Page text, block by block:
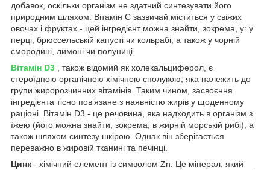
добавок, оскільки організм не здатний синтезувати його
природним шляхом. Вітамін С зазвичай міститься у свіжих
овочах і фруктах - цей інгредієнт можна знайти, зокрема, у: у
перці, брюссельській капусті чи кольрабі, а також у чорній
смородині, лимоні чи полуниці.
Вітамін D3 , також відомий як холекальциферол, є
стероїдною органічною хімічною сполукою, яка належить до
групи жиророзчинних вітамінів. Таким чином, засвоєння
інгредієнта тісно пов’язане з наявністю жирів у щоденному
раціоні. Вітамін D3 - це речовина, яка надходить в організм з
їжею (його можна знайти, зокрема, в жирній морській рибі), а
також шляхом синтезу шкірою. Однак він зберігається
переважно в жировій тканині та печінці.
Цинк - хімічний елемент із символом Zn. Це мінерал, який